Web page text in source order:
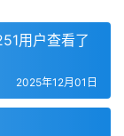
用户查看了
2025年12月01日